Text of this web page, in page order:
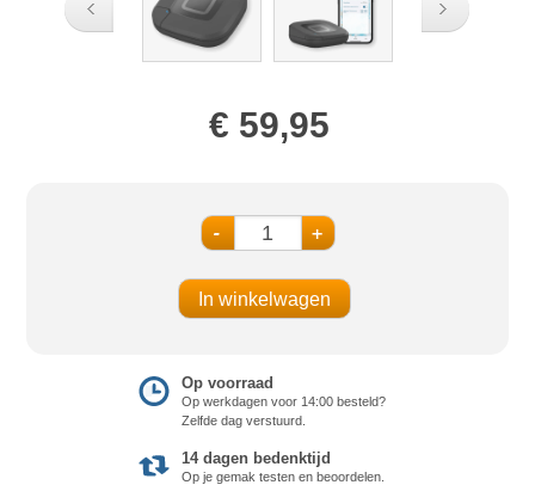
€ 59,95
- +
Op voorraad
Op werkdagen voor 14:00 besteld?
Zelfde dag verstuurd.
14 dagen bedenktijd
Op je gemak testen en beoordelen.